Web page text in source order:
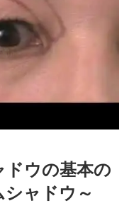
ウの基本の
ャドウ～